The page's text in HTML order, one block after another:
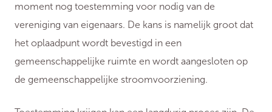
moment nog toestemming voor nodig van de
vereniging van eigenaars. De kans is namelijk groot dat
het oplaadpunt wordt bevestigd in een
gemeenschappelijke ruimte en wordt aangesloten op
de gemeenschappelijke stroomvoorziening.